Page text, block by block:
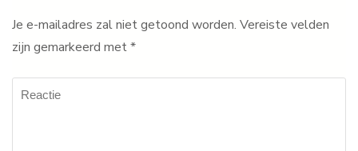
Je e-mailadres zal niet getoond worden. Vereiste velden
zijn gemarkeerd met*
Reactie